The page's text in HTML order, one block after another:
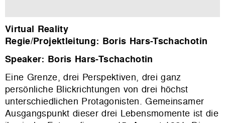
Virtual Reality
Regie/Projektleitung: Boris Hars-Tschachotin
Speaker: Boris Hars-Tschachotin
Eine Grenze, drei Perspektiven, drei ganz
persönliche Blickrichtungen von drei höchst
unterschiedlichen Protagonisten. Gemeinsamer
Ausgangspunkt dieser drei Lebensmomente ist die